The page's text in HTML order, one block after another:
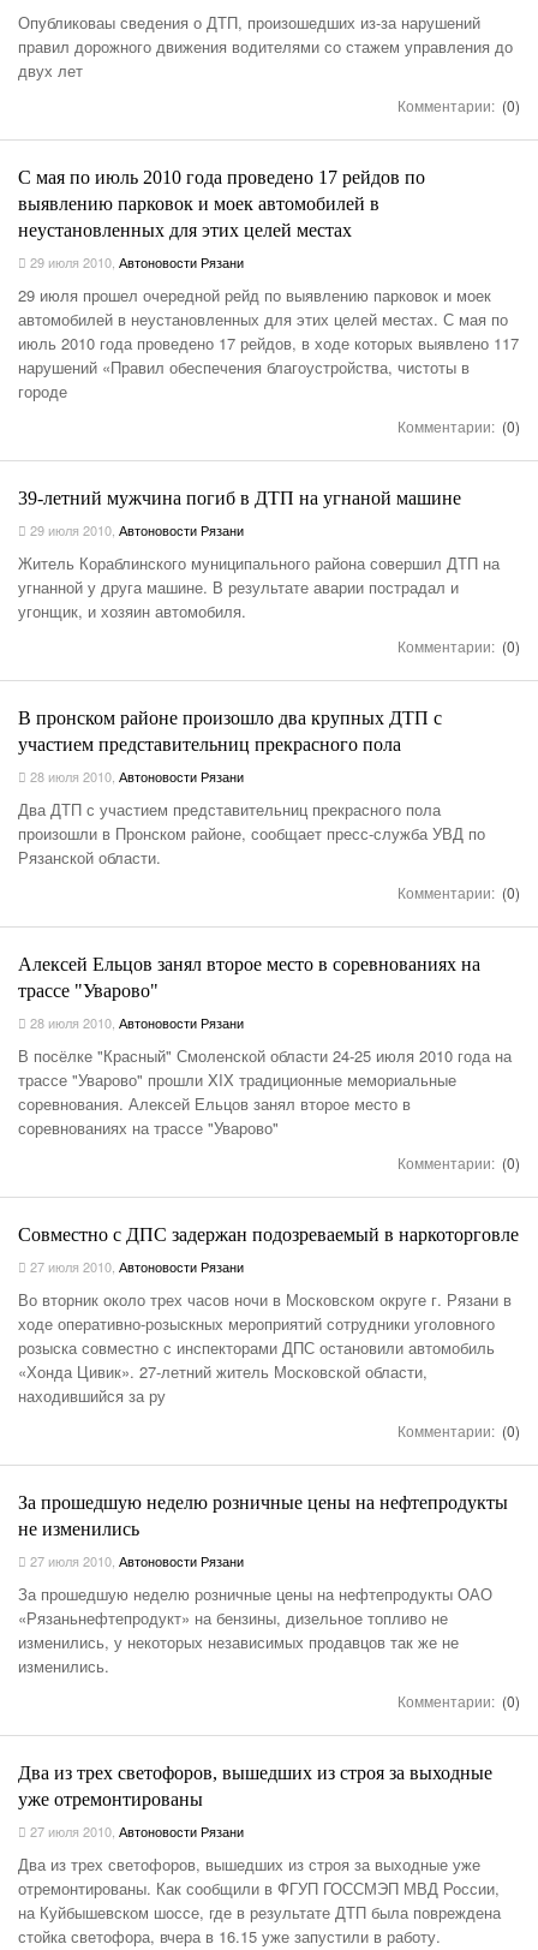
Опубликоваы сведения о ДТП, произошедших из-за нарушений
правил дорожного движения водителями со стажем управления до
двух лет
Комментарии: (0)
С мая по июль 2010 года проведено 17 рейдов по
выявлению парковок и моек автомобилей в
неустановленных для этих целей местах
29 июля 2010, Автоновости Рязани
29 июля прошел очередной рейд по выявлению парковок и моек
автомобилей в неустановленных для этих целей местах. С мая по
июль 2010 года проведено 17 рейдов, в ходе которых выявлено 117
нарушений «Правил обеспечения благоустройства, чистоты в
городе
Комментарии: (0)
39-летний мужчина погиб в ДТП на угнаной машине
29 июля 2010, Автоновости Рязани
Житель Кораблинского муниципального района совершил ДТП на
угнанной у друга машине. В результате аварии пострадал и
угонщик, и хозяин автомобиля.
Комментарии: (0)
В пронском районе произошло два крупных ДТП с
участием представительниц прекрасного пола
28 июля 2010, Автоновости Рязани
Два ДТП с участием представительниц прекрасного пола
произошли в Пронском районе, сообщает пресс-служба УВД по
Рязанской области.
Комментарии: (0)
Алексей Ельцов занял второе место в соревнованиях на
трассе "Уварово"
28 июля 2010, Автоновости Рязани
В посёлке "Красный" Смоленской области 24-25 июля 2010 года на
трассе "Уварово" прошли XIX традиционные мемориальные
соревнования. Алексей Ельцов занял второе место в
соревнованиях на трассе "Уварово"
Комментарии: (0)
Совместно с ДПС задержан подозреваемый в наркоторговле
27 июля 2010, Автоновости Рязани
Во вторник около трех часов ночи в Московском округе г. Рязани в
ходе оперативно-розыскных мероприятий сотрудники уголовного
розыска совместно с инспекторами ДПС остановили автомобиль
«Хонда Цивик». 27-летний житель Московской области,
находившийся за ру
Комментарии: (0)
За прошедшую неделю розничные цены на нефтепродукты
не изменились
27 июля 2010, Автоновости Рязани
За прошедшую неделю розничные цены на нефтепродукты ОАО
«Рязаньнефтепродукт» на бензины, дизельное топливо не
изменились, у некоторых независимых продавцов так же не
изменились.
Комментарии: (0)
Два из трех светофоров, вышедших из строя за выходные
уже отремонтированы
27 июля 2010, Автоновости Рязани
Два из трех светофоров, вышедших из строя за выходные уже
отремонтированы. Как сообщили в ФГУП ГОССМЭП МВД России,
на Куйбышевском шоссе, где в результате ДТП была повреждена
стойка светофора, вчера в 16.15 уже запустили в работу.